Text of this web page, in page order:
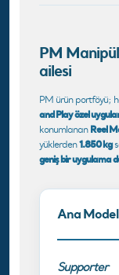
PM
ailesi
PM ürün portföyü;
and Play özel
konumlanan Reel
yüklerden1.850 kg
geniş bir uygulama
Ana
Supporter